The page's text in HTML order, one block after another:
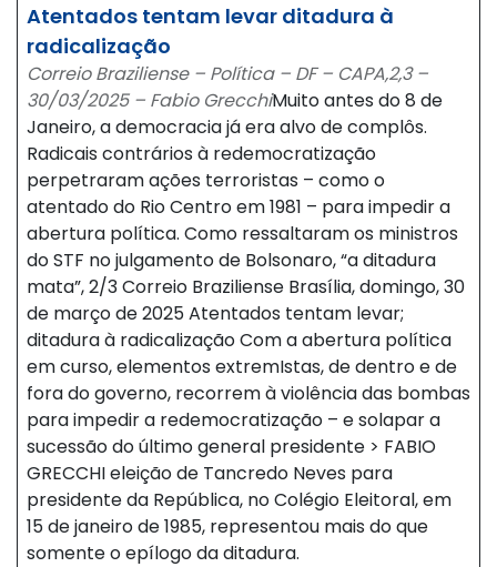
Atentados tentam levar ditadura à
radicalização
Correio Braziliense – Política – DF – CAPA,2,3 –
30/03/2025 – Fabio GrecchiMuito antes do 8 de
Janeiro, a democracia já era alvo de complôs.
Radicais contrários à redemocratização
perpetraram ações terroristas – como o
atentado do Rio Centro em 1981 – para impedir a
abertura política. Como ressaltaram os ministros
do STF no julgamento de Bolsonaro, “a ditadura
mata”, 2/3 Correio Braziliense Brasília, domingo, 30
de março de 2025 Atentados tentam levar;
ditadura à radicalização Com a abertura política
em curso, elementos extremIstas, de dentro e de
fora do governo, recorrem à violência das bombas
para impedir a redemocratização – e solapar a
sucessão do último general presidente > FABIO
GRECCHI eleição de Tancredo Neves para
presidente da República, no Colégio Eleitoral, em
15 de janeiro de 1985, representou mais do que
somente o epílogo da ditadura.